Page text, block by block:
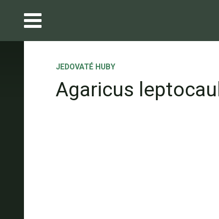
JEDOVATÉ HUBY
Agaricus